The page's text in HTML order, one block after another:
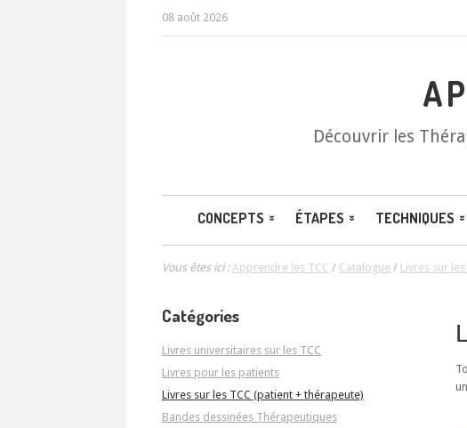
08 août 2026
Découvrir les
CONCEPTS ÉTAPES TECHNIQUES
Vous êtes ici :Apprendre les TCC / Catalogue / Livres sur
Catégories
Livres universitaires sur les TCC
Livres pour les patients
Livres sur les TCC (patient + thérapeute)
Bandes dessinées Thérapeutiques